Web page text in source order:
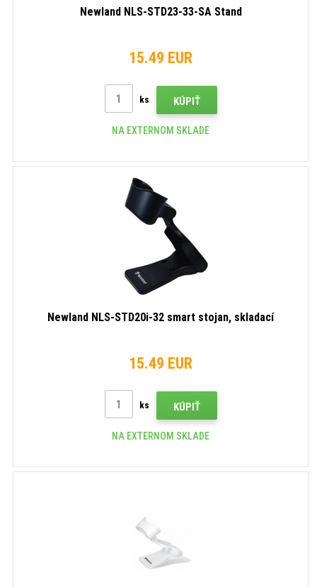
Newland NLS-STD23-33-SA Stand
15.49 EUR
ks KÚPIŤ
NA EXTERNOM SKLADE
Newland NLS-STD20i-32 smart stojan, skladací
15.49 EUR
ks KÚPIŤ
NA EXTERNOM SKLADE